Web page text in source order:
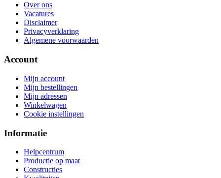
Over ons
Vacatures
Disclaimer
Privacyverklaring
Algemene voorwaarden
Account
Mijn account
Mijn bestellingen
Mijn adressen
Winkelwagen
Cookie instellingen
Informatie
Helpcentrum
Productie op maat
Constructies